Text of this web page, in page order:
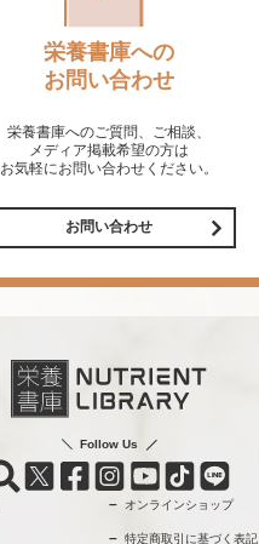
栄養書庫への
お問い合わせ
栄養書庫へのご質問、ご相談、
メディア掲載希望の方は
お気軽にお問い合わせください。
お問い合わせ
Follow Us
オンラインショップ
特定商取引に基づく表記